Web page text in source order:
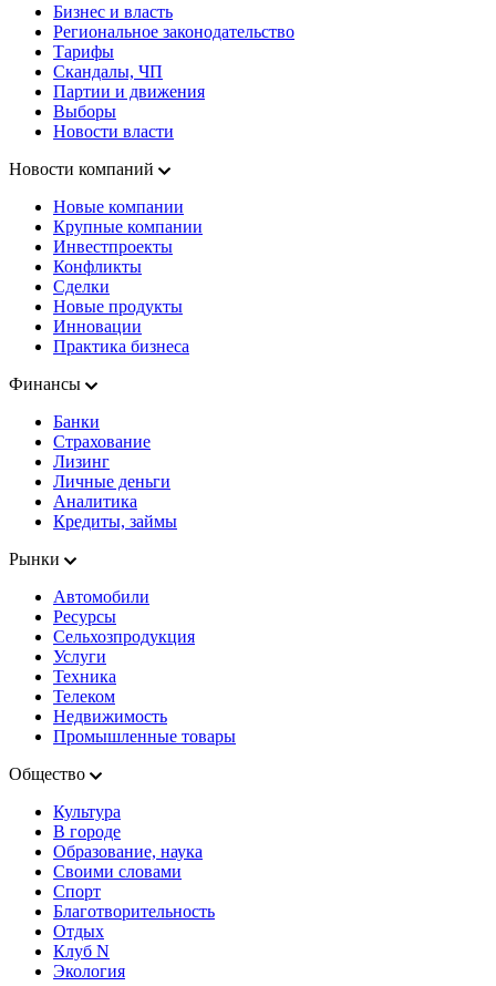
Бизнес и власть
Региональное законодательство
Тарифы
Скандалы, ЧП
Партии и движения
Выборы
Новости власти
Новости компаний
Новые компании
Крупные компании
Инвестпроекты
Конфликты
Сделки
Новые продукты
Инновации
Практика бизнеса
Финансы
Банки
Страхование
Лизинг
Личные деньги
Аналитика
Кредиты, займы
Рынки
Автомобили
Ресурсы
Сельхозпродукция
Услуги
Техника
Телеком
Недвижимость
Промышленные товары
Общество
Культура
В городе
Образование, наука
Своими словами
Спорт
Благотворительность
Отдых
Клуб N
Экология